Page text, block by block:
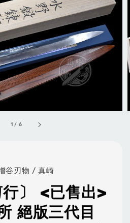
1 / 6
谷刃物 / 真崎
行〕 <已售出>
絕版三代目